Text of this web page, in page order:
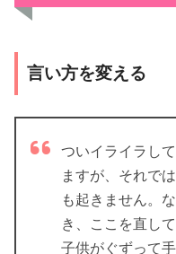
言い方を変える
ついイライラし
ますが、それで
も起きません。
き、ここを直し
子供がぐずって